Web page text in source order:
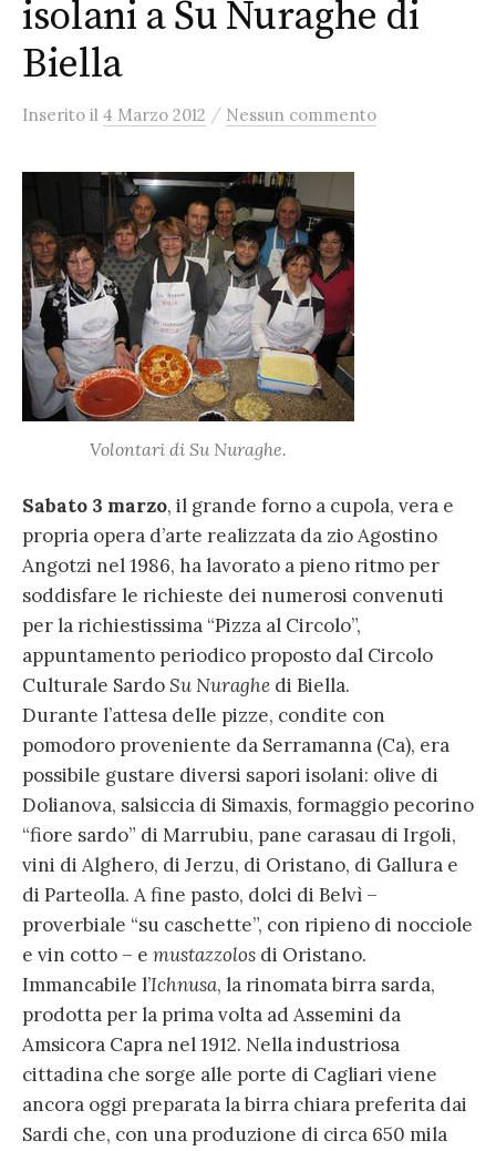
isolani a Su Nuraghe di
Biella
Inserito il 4 Marzo 2012 / Nessun commento
Volontari di Su Nuraghe.
Sabato 3 marzo, il grande forno a cupola, vera e
propria opera d’arte realizzata da zio Agostino
Angotzi nel 1986, ha lavorato a pieno ritmo per
soddisfare le richieste dei numerosi convenuti
per la richiestissima “Pizza al Circolo”,
appuntamento periodico proposto dal Circolo
Culturale SardoSu Nuraghe di Biella.
Durante l’attesa delle pizze, condite con
pomodoro proveniente da Serramanna (Ca), era
possibile gustare diversi sapori isolani: olive di
Dolianova, salsiccia di Simaxis, formaggio pecorino
“fiore sardo” di Marrubiu, pane carasau di Irgoli,
vini di Alghero, di Jerzu, di Oristano, di Gallura e
di Parteolla. A fine pasto, dolci di Belvì –
proverbiale “su caschette”, con ripieno di nocciole
e vin cotto – e mustazzolos di Oristano.
Immancabile l’Ichnusa, la rinomata birra sarda,
prodotta per la prima volta ad Assemini da
Amsicora Capra nel 1912. Nella industriosa
cittadina che sorge alle porte di Cagliari viene
ancora oggi preparata la birra chiara preferita dai
Sardi che, con una produzione di circa 650 mila